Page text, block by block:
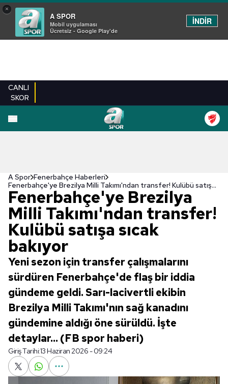
×
A SPOR
Mobil uygulaması
Ücretsiz - Google Play'de
İNDİR
CANLI
SKOR
A Spor Fenerbahçe Haberleri
Fenerbahçe'ye Brezilya Milli Takımı'ndan transfer! Kulübü satışa sıcak bakıyor
Fenerbahçe'ye Brezilya
Milli Takımı'ndan transfer!
Kulübü satışa sıcak
bakıyor
Yeni sezon için transfer çalışmalarını
sürdüren Fenerbahçe'de flaş bir iddia
gündeme geldi. Sarı-lacivertli ekibin
Brezilya Milli Takımı'nın sağ kanadını
gündemine aldığı öne sürüldü. İşte
detaylar... (FB spor haberi)
Giriş Tarihi:13 Haziran 2026 - 09:24